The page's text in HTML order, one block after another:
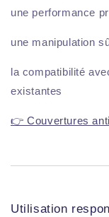
une performance
une manipulation
la compatibilité
existantes
👉 Couvertures
Utilisation